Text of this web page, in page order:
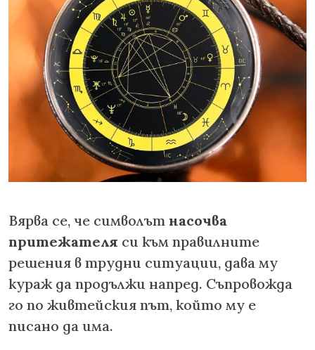
Вярва се, че символът насочва
притежателя си към правилните
решения в трудни ситуации, дава му
кураж да продължи напред. Съпровожда
го по живтейския път, който му е
писано да има.